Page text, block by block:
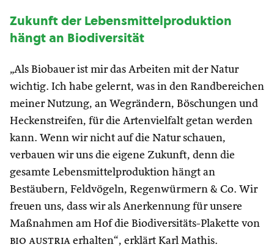
Zukunft der Lebensmittelproduktion
hängt an Biodiversität
„Als Biobauer ist mir das Arbeiten mit der Natur
wichtig. Ich habe gelernt, was in den Randbereichen
meiner Nutzung, an Wegrändern, Böschungen und
Heckenstreifen, für die Artenvielfalt getan werden
kann. Wenn wir nicht auf die Natur schauen,
verbauen wir uns die eigene Zukunft, denn die
gesamte Lebensmittelproduktion hängt an
Bestäubern, Feldvögeln, Regenwürmern & Co. Wir
freuen uns, dass wir als Anerkennung für unsere
Maßnahmen am Hof die Biodiversitäts-Plakette von
bio austria erhalten“, erklärt Karl Mathis.